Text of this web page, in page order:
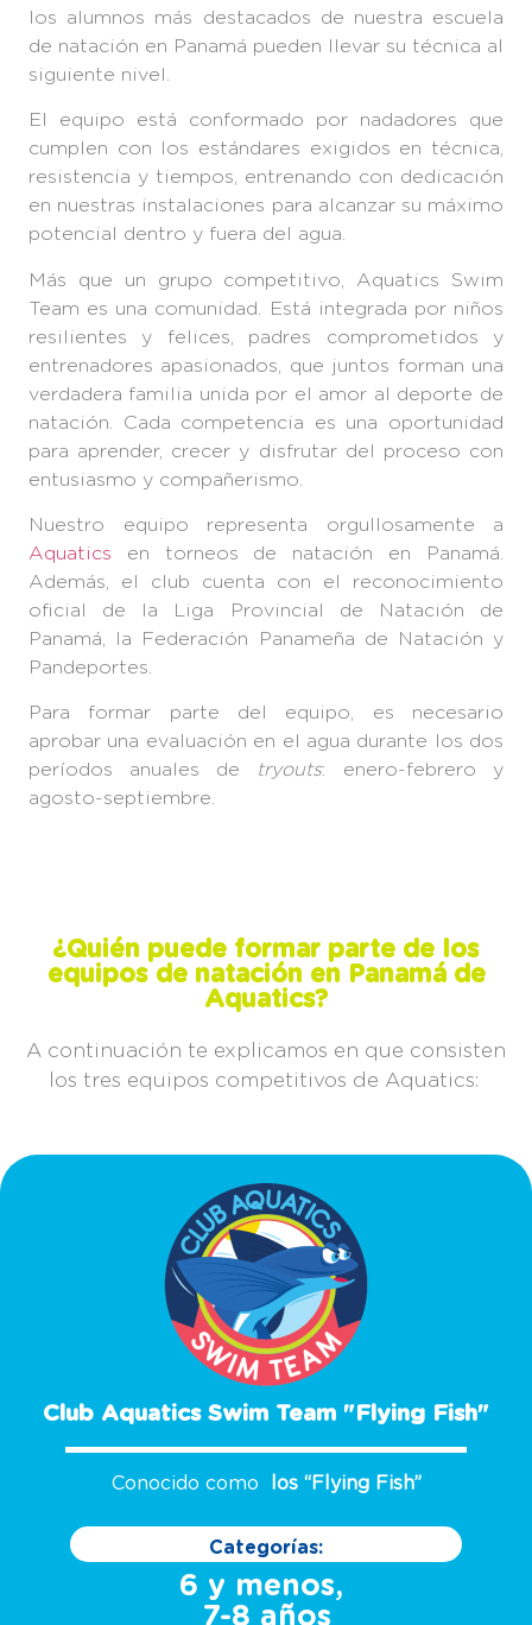
los alumnos más destacados de nuestra escuela
de natación en Panamá pueden llevar su técnica al
siguiente nivel.
El equipo está conformado por nadadores que
cumplen con los estándares exigidos en técnica,
resistencia y tiempos, entrenando con dedicación
en nuestras instalaciones para alcanzar su máximo
potencial dentro y fuera del agua.
Más que un grupo competitivo, Aquatics Swim
Team es una comunidad. Está integrada por niños
resilientes y felices, padres comprometidos y
entrenadores apasionados, que juntos forman una
verdadera familia unida por el amor al deporte de
natación . Cada competencia es una oportunidad
para aprender, crecer y disfrutar del proceso con
entusiasmo y compañerismo.
Nuestro equipo representa orgullosamente a
Aquatics en torneos de natación en Panamá
Además, el club cuenta con el reconocimiento
oficial de la Liga Provincial de Natación de
Panamá, la Federación Panameña de Natación y
Pandeportes.
Para formar parte del equipo, es necesario
aprobar una evaluación en el agua durante los dos
períodos anuales de
tryouts: enero-febrero y
agosto-septiembre.
¿Quién puede formar parte de los
equipos de natación en Panamá de
Aquatics?
A continuación te explicamos en que consisten
los tres equipos competitivos de Aquatics:
Club Aquatics Swim Team "Flying Fish"
Conocido como los “Flying Fish”
Categorías:
6 y menos,
7-8 años